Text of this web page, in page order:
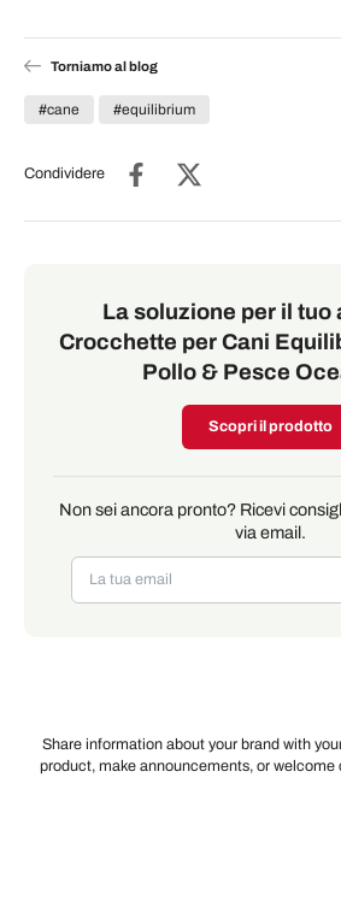
Torniamo al blog
#cane #equilibrium
Condividere
La soluzione per il tuo
Crocchette per Cani
Pollo & Pesce
Scopri il prodotto
Non sei ancora pronto? Ricevi
via email.
Share information about your brand with
product, make announcements, or welcome